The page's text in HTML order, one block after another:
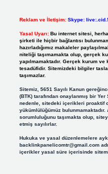
Reklam ve İletişim: Skype:
Yasal Uyarı: Bu internet sitesi,
şirketi ile hiçbir bağlantısı
hazırladığımız makaleler
niteliği taşımamakta olup, gerçek
yapılmamaktadır. Gerçek kurum
tesadüfidir. Sitemizdeki bilgiler
taşımazlar.
Sitemiz, 5651 Sayılı Kanun
(BTK) tarafından onaylanmış bir
nedenle, sitedeki içerikleri proaktif
yükümlülüğümüz
sorumluluğunu taşımakta olup,
etmiş sayılırlar.
Hukuka ve yasal düzenlemelere
backlinkpanelicomtr@gmail.com
içerikler yasal süre içerisinde